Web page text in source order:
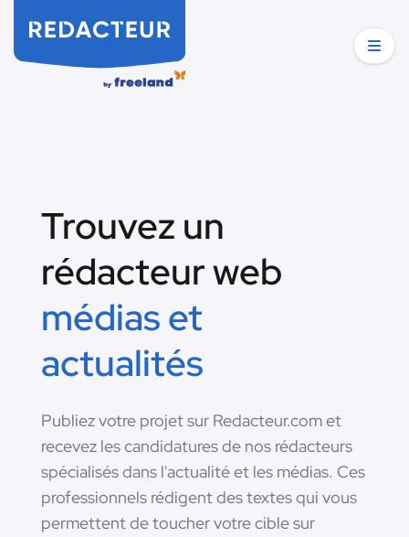
Trouvez un
rédacteur web
médias et
actualités
Publiez votre projet sur Redacteur.com et
recevez les candidatures de nos rédacteurs
spécialisés dans l'actualité et les médias. Ces
professionnels rédigent des textes qui vous
permettent de toucher votre cible sur